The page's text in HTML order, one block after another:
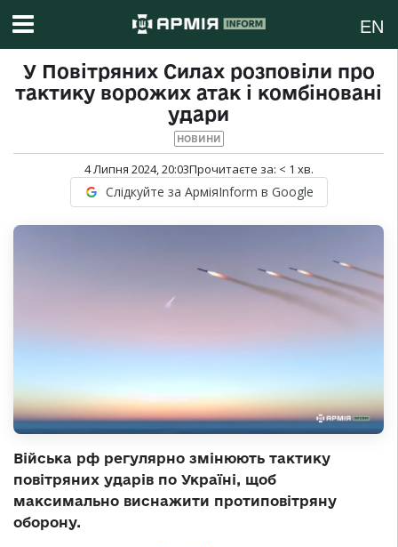
EN
У Повітряних Силах розповіли про
тактику ворожих атак і комбіновані
удари
НОВИНИ
4 Липня 2024, 20:03Прочитаєте за: < 1 хв.
Слідкуйте за АрміяInform в Google
Війська рф регулярно змінюють тактику
повітряних ударів по Україні, щоб
максимально виснажити протиповітряну
оборону.